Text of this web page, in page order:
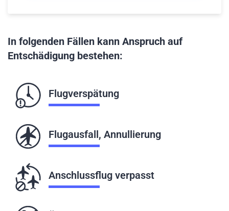
In folgenden Fällen kann Anspruch auf
Entschädigung bestehen:
Flugverspätung
Flugausfall, Annullierung
Anschlussflug verpasst